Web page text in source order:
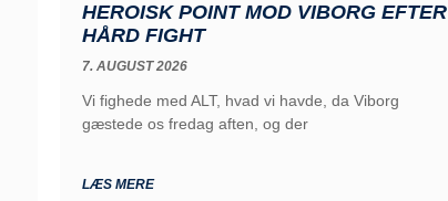
HEROISK POINT MOD VIBORG EFTER
HÅRD FIGHT
7. AUGUST 2026
Vi fighede med ALT, hvad vi havde, da Viborg
gæstede os fredag aften, og der
LÆS MERE